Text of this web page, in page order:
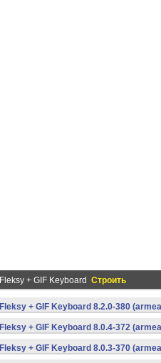
Fleksy + GIF Keyboard Строить
Fleksy + GIF Keyboard 8.2.0-380
Fleksy + GIF Keyboard 8.0.4-372
Fleksy + GIF Keyboard 8.0.3-370